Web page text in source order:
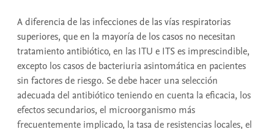
A diferencia de las infecciones de las vías respiratorias
superiores, que en la mayoría de los casos no necesitan
tratamiento antibiótico, en las ITU e ITS es imprescindible,
excepto los casos de bacteriuria asintomática en pacientes
sin factores de riesgo. Se debe hacer una selección
adecuada del antibiótico teniendo en cuenta la eficacia, los
efectos secundarios, el microorganismo más
frecuentemente implicado, la tasa de resistencias locales, el